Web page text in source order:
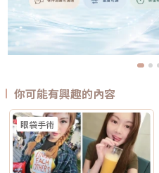
你可能有興趣的內容
眼袋手術